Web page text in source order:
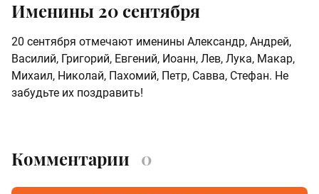
Именины 20 сентября
20 сентября отмечают именины Александр, Андрей,
Василий, Григорий, Евгений, Иоанн, Лев, Лука, Макар,
Михаил, Николай, Пахомий, Петр, Савва, Стефан. Не
забудьте их поздравить!
Комментарии 0